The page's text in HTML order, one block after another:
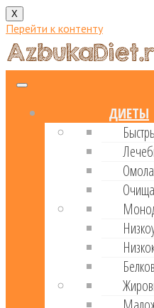
X
Перейти к контенту
ДИЕТЫ